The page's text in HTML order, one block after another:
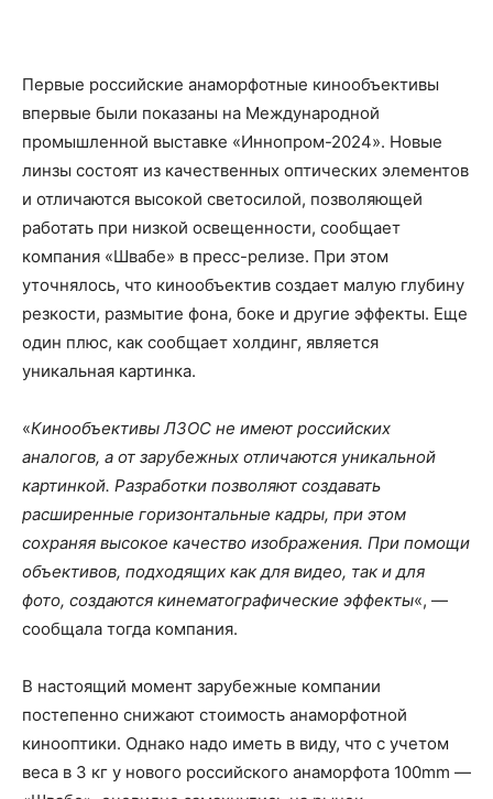
Первые российские анаморфотные кинообъективы
впервые были показаны на Международной
промышленной выставке «Иннопром-2024». Новые
линзы состоят из качественных оптических элементов
и отличаются высокой светосилой, позволяющей
работать при низкой освещенности, сообщает
компания «Швабе» в пресс-релизе. При этом
уточнялось, что кинообъектив создает малую глубину
резкости, размытие фона, боке и другие эффекты. Еще
один плюс, как сообщает холдинг, является
уникальная картинка.
«Кинообъективы ЛЗОС не имеют российских
аналогов, а от зарубежных отличаются уникальной
картинкой. Разработки позволяют создавать
расширенные горизонтальные кадры, при этом
сохраняя высокое качество изображения. При помощи
объективов, подходящих как для видео, так и для
фото, создаются кинематографические эффекты«, —
сообщала тогда компания.
В настоящий момент зарубежные компании
постепенно снижают стоимость анаморфотной
кинооптики. Однако надо иметь в виду, что с учетом
веса в 3 кг у нового российского анаморфота 100mm —